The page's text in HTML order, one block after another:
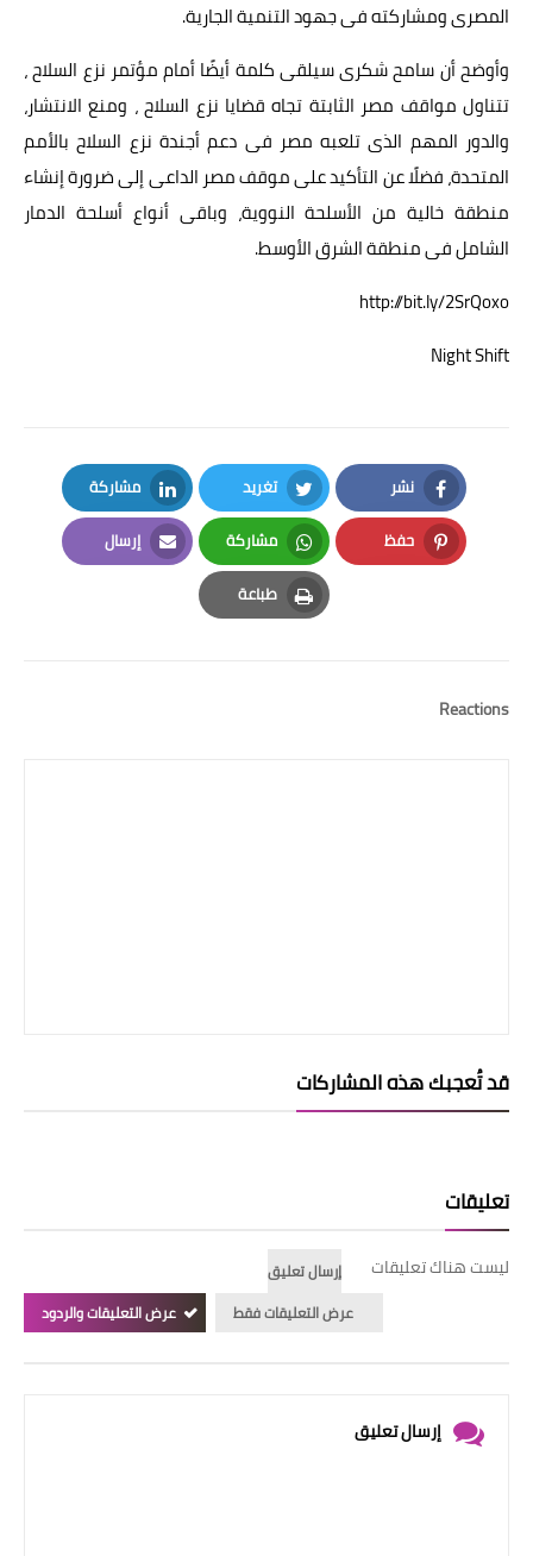
المصرى ومشاركته فى جهود التنمية الجارية.
وأوضح أن سامح شكرى سيلقى كلمة أيضًا أمام مؤتمر نزع السلاح ،
تتناول مواقف مصر الثابتة تجاه قضايا نزع السلاح ، ومنع الانتشار،
والدور المهم الذى تلعبه مصر فى دعم أجندة نزع السلاح بالأمم
المتحدة، فضلًا عن التأكيد على موقف مصر الداعى إلى ضرورة إنشاء
منطقة خالية من الأسلحة النووية، وباقى أنواع أسلحة الدمار
الشامل فى منطقة الشرق الأوسط.
http://bit.ly/2SrQoxo
Night Shift
نشر
Facebook
تغريد
Twitter
مشاركة
LinkedIn
حفظ
Pinterest
مشاركة
Whatsapp
إرسال
Email
طباعة
Print
Reactions
قد تُعجبك هذه المشاركات
تعليقات
ليست هناك تعليقات
إرسال تعليق
عرض التعليقات فقط
عرض التعليقات والردود
إرسال تعليق